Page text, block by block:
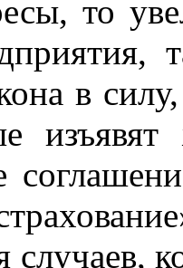
то
в
случаев,